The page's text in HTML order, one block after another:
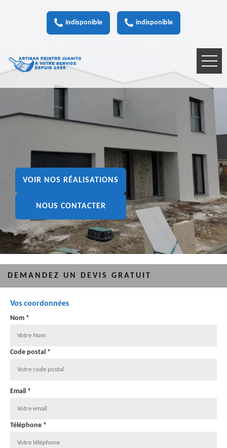
indisponible indisponible
VOIR NOS RÉALISATIONS
NOUS CONTACTER
DEMANDEZ UN DEVIS GRATUIT
Vos coordonnées
Nom *
Code postal *
Email *
Téléphone *